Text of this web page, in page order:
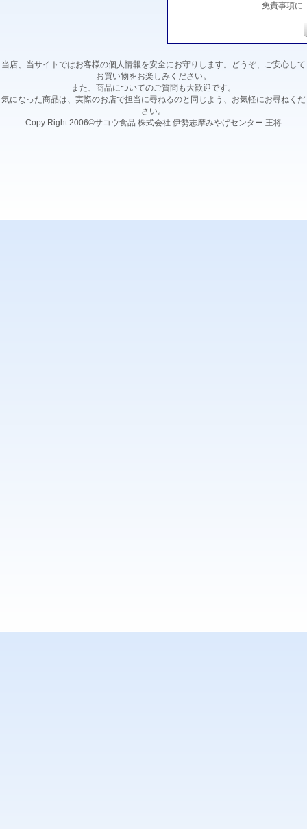
免責事項に
当店、当サイトではお客様の個人情報を安全にお守りします。どうぞ、ご安心して
お買い物をお楽しみください。
また、商品についてのご質問も大歓迎です。
気になった商品は、実際のお店で担当に尋ねるのと同じよう、お気軽にお尋ねくだ
さい。
Copy Right 2006©サコウ食品 株式会社 伊勢志摩みやげセンター 王将